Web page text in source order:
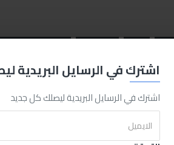
اشترك في الرسايل البريدية
اشترك في الرسايل البريدية ليصلك كل جديد
inch
hand
super one قصافة انكو 6 بوصة يد سوبر وان